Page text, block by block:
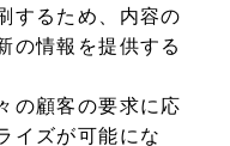
するため、内容の
の情報を提供する
の顧客の要求に応
イズが可能にな